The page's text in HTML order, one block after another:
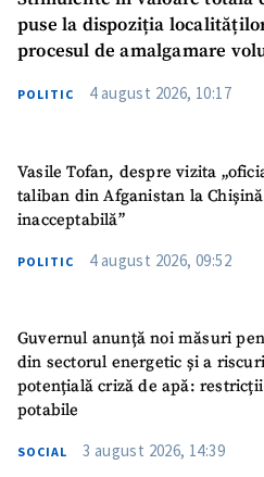
puse la dispoziția
procesul de amalgamare
POLITIC 4 august 2026, 10:17
Vasile Tofan, despre vizita
taliban din Afganistan la
inacceptabilă”
POLITIC 4 august 2026, 09:52
Guvernul anunță noi măsuri
din sectorul energetic și a
potențială criză de apă:
potabile
SOCIAL 3 august 2026, 14:39